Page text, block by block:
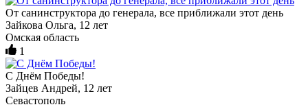
От санинструктора до генерала, все приближали этот день
Зайкова Ольга, 12 лет
Омская область
1
С Днём Победы!
Зайцев Андрей, 12 лет
Севастополь